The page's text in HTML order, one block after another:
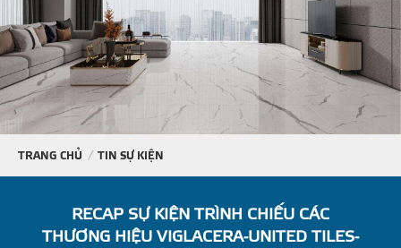
GẠCH ỐP LÁT
BÊ TÔNG KHÍ
TRANG CHỦ TIN SỰ KIỆN
RECAP SỰ KIỆN TRÌNH CHIẾU CÁC
THƯƠNG HIỆU VIGLACERA-UNITED TILES-